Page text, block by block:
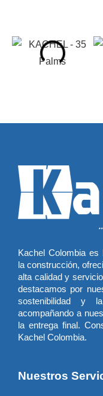
Kachel Colombia es
la construcción,
alta calidad y
destacamos por
sostenibilidad y
acompañando a
la entrega final.
Kachel Colombia.
Nuestros